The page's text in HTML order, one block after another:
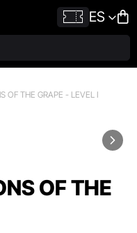
ES
OF THE GRAPE - LEVEL I
OF THE